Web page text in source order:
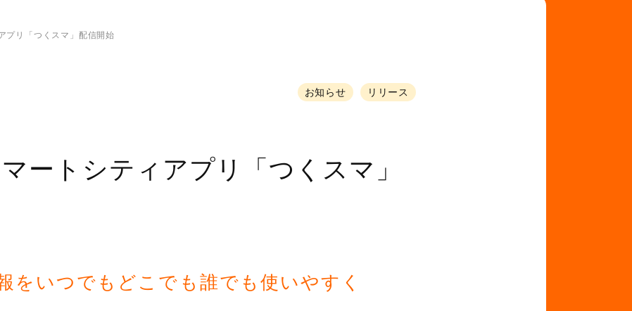
プリ「つくスマ」配信開始
お知らせ リリース
ートシティアプリ「つくスマ」
をいつでもどこでも誰でも使いやすく